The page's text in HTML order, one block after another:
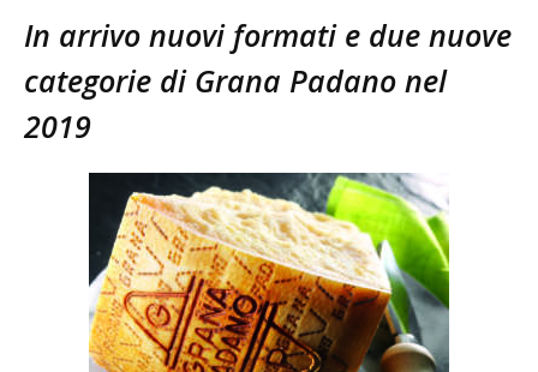
In arrivo nuovi formati e due nuove
categorie di Grana Padano nel
2019